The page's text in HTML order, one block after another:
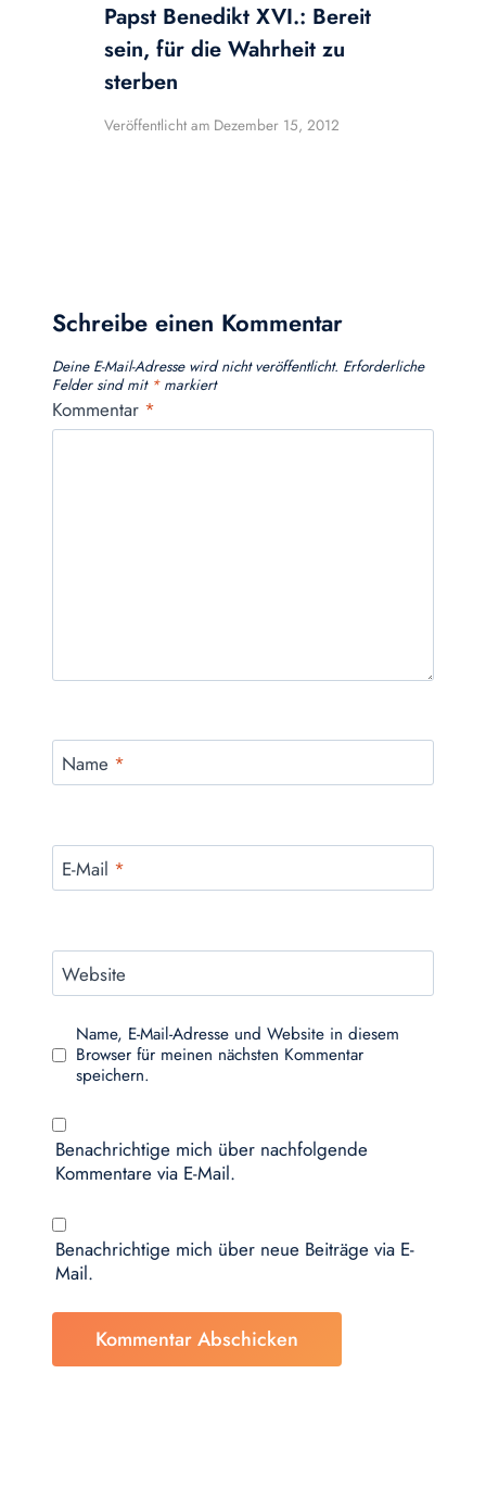
Papst Benedikt XVI.: Bereit
sein, für die Wahrheit zu
sterben
Veröffentlicht am Dezember 15, 2012
Schreibe einen Kommentar
Deine E-Mail-Adresse wird nicht veröffentlicht. Erforderliche
Felder sind mit *markiert
Kommentar *
Name *
E-Mail *
Website
Name, E-Mail-Adresse und Website in diesem
Browser für meinen nächsten Kommentar
speichern.
Benachrichtige mich über nachfolgende
Kommentare via E-Mail.
Benachrichtige mich über neue Beiträge via E-
Mail.